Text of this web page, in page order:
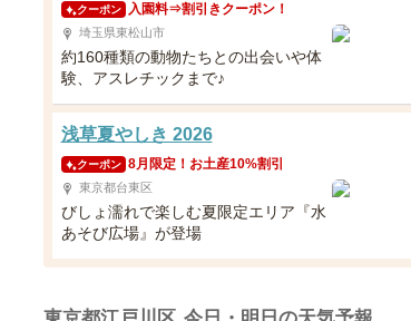
クーポン 入園料⇒割引きクーポン！
埼玉県東松山市
約160種類の動物たちとの出会いや体
験、アスレチックまで♪
浅草夏やしき 2026
クーポン 8月限定！お土産10%割引
東京都台東区
びしょ濡れで楽しむ夏限定エリア『水
あそび広場』が登場